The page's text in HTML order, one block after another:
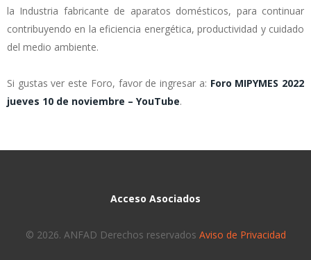
la Industria fabricante de aparatos domésticos, para continuar
contribuyendo en la eficiencia energética, productividad y cuidado
del medio ambiente.
Si gustas ver este Foro, favor de ingresar a: Foro MIPYMES 2022
jueves 10 de noviembre – YouTube.
Acceso Asociados
© 2026. ANFAD Derechos reservados Aviso de Privacidad